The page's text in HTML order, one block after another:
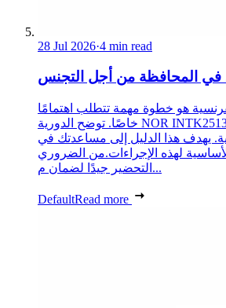
28 Jul 2026·4 min read
في المحافظة من أجل التجنس
هو خطوة مهمة تتطلب اهتمامًا
خاصًا. توضح الدورية NOR INTK2513256J بتاريخ 2 مايو 2025
يهدف هذا الدليل إلى مساعدتك في
لهذه الإجراءات.من الضروري
التحضير جيدًا لضمان م...
DefaultRead more